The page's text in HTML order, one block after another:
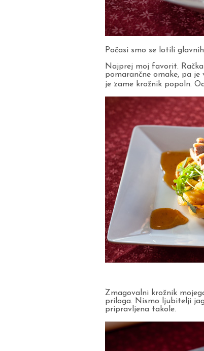
Počasi smo se lotili
Najprej moj favorit.
pomarančne omake, pa je
je zame krožnik popoln.
Zmagovalni krožnik
priloga. Nismo ljubitelji
pripravljena takole.